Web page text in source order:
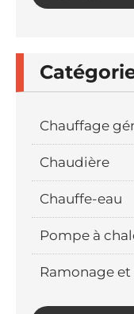
Chauffage
Chaudière
Chauffe-eau
Pompe à
Ramonage